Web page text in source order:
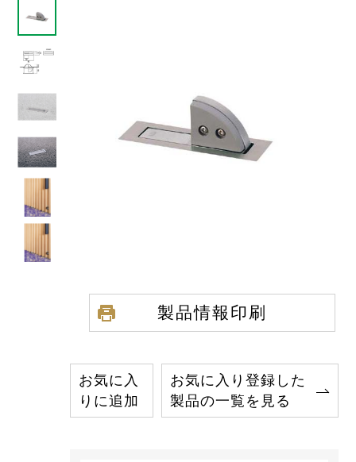
製品情報印刷
お気に入
りに追加
お気に入り登録した
製品の一覧を見る